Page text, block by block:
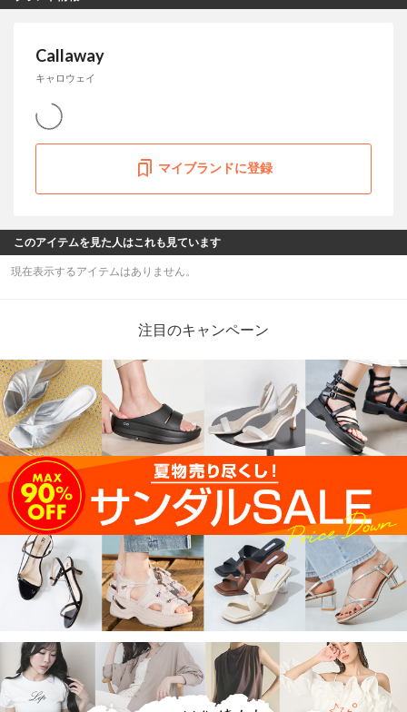
Callaway
キャロウェイ
マイブランドに登録
このアイテムを見た人はこれも見ています
現在表示するアイテムはありません。
注目のキャンペーン